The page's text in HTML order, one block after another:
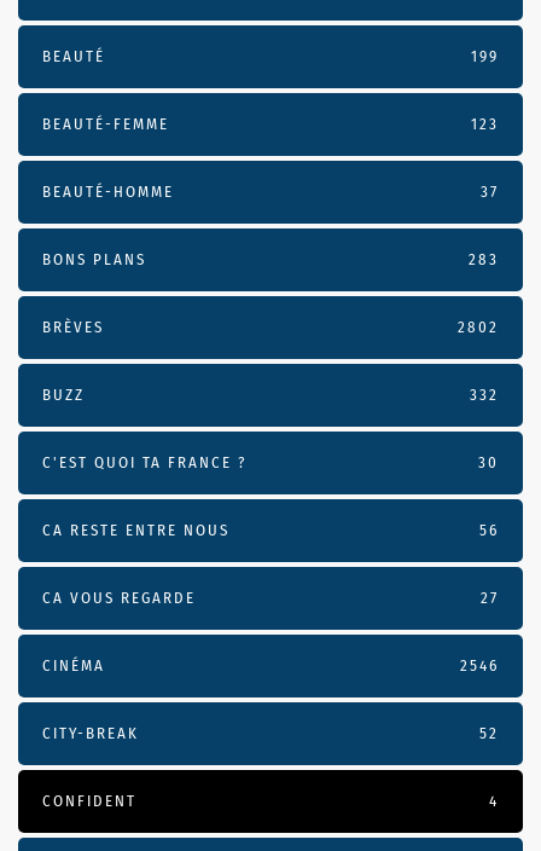
BEAUTÉ 199
BEAUTÉ-FEMME 123
BEAUTÉ-HOMME 37
BONS PLANS 283
BRÈVES 2802
BUZZ 332
C'EST QUOI TA FRANCE ? 30
CA RESTE ENTRE NOUS 56
CA VOUS REGARDE 27
CINÉMA 2546
CITY-BREAK 52
CONFIDENT 4